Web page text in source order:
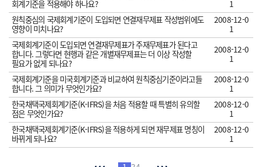
회계기준을 적용해야 하나요?
1
원칙중심의 국제회계기준이 도입되면 연결재무제표 작성범위에도
영향이 미치나요?
2008-12-0
1
국제회계기준이 도입되면 연결재무제표가 주재무제표가 된다고
합니다. 그렇다면 현행과 같은 개별재무제표는 더 이상 작성할
필요가 없게 되나요?
2008-12-0
1
국제회계기준을 미국회계기준과 비교하여 원칙중심기준이라고들
합니다. 그 의미가 무엇인가요?
2008-12-0
1
한국채택국제회계기준(K-IFRS)을 처음 적용할 때 특별히 유의할
점은 무엇인가요?
2008-12-0
1
한국채택국제회계기준(K-IFRS)을 적용하게 되면 재무제표 명칭이
바뀌게 되나요?
2008-12-0
1